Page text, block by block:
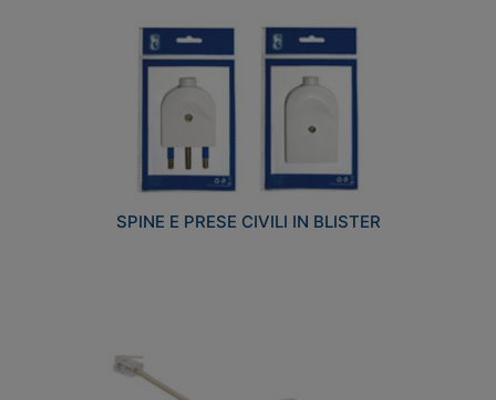
SPINE E PRESE CIVILI IN BLISTER